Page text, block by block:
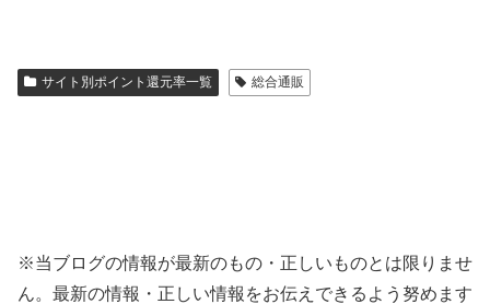
サイト別ポイント還元率一覧 総合通販
※当ブログの情報が最新のもの・正しいものとは限りませ
ん。最新の情報・正しい情報をお伝えできるよう努めます